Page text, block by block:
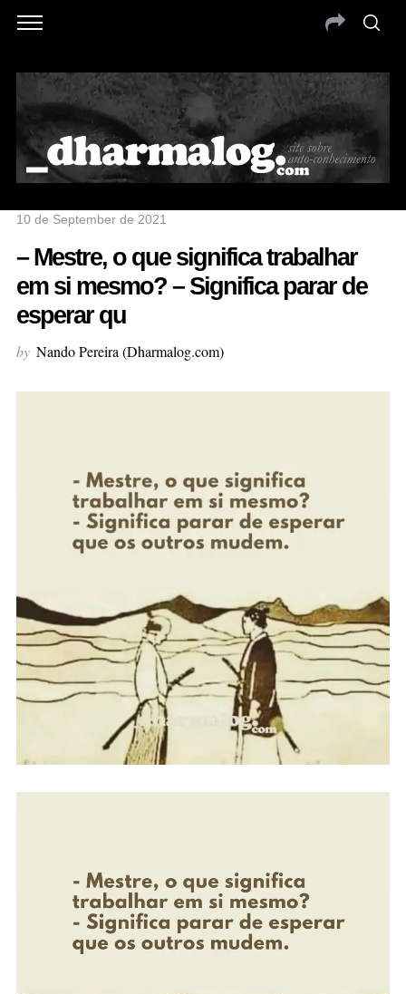
10 de September de 2021
– Mestre, o que significa trabalhar
em si mesmo? – Significa parar de
esperar qu
by Nando Pereira (Dharmalog.com)